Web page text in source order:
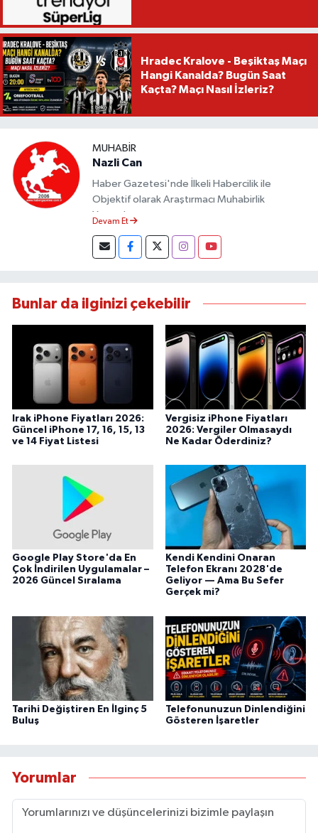
Hradec Kralove - Beşiktaş Maçı
Hangi Kanalda? Bugün Saat
Kaçta? Maçı Nasıl İzleriz?
MUHABIR
Nazli Can
Haber Gazetesi'nde İlkeli Habercilik ile
Objektif olarak Araştırmacı Muhabirlik
Yapmaktayım.
Devam Et
Bunlar da ilginizi çekebilir
Irak iPhone Fiyatları 2026:
Güncel iPhone 17, 16, 15, 13
ve 14 Fiyat Listesi
Vergisiz iPhone Fiyatları
2026: Vergiler Olmasaydı
Ne Kadar Öderdiniz?
Google Play Store'da En
Çok İndirilen Uygulamalar –
2026 Güncel Sıralama
Kendi Kendini Onaran
Telefon Ekranı 2028'de
Geliyor — Ama Bu Sefer
Gerçek mi?
Tarihi Değiştiren En İlginç 5
Buluş
Telefonunuzun Dinlendiğini
Gösteren İşaretler
Yorumlar